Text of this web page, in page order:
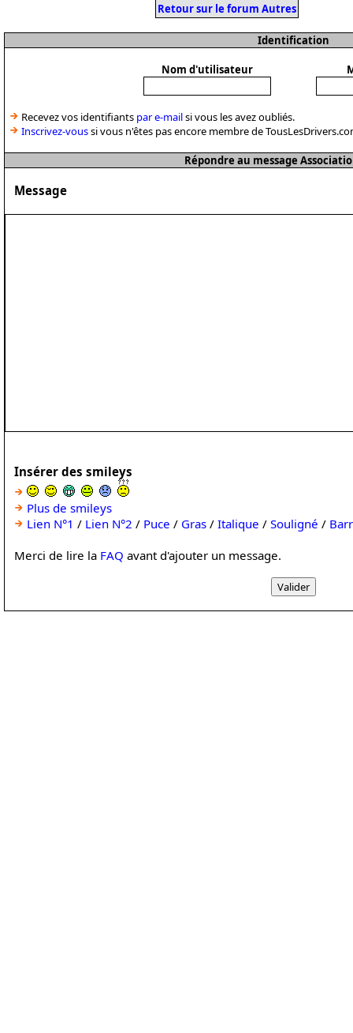
Retour sur le forum Autres
Identification
Nom d'utilisateur
Recevez vos identifiants par e-mailsi vous les avez oubliés.
Inscrivez-voussi vous n'êtes pas encore membre de
Répondre au message
Message
Insérer des smileys
Plus de smileys
Lien N°1 / Lien N°2 / Puce / Gras / Italique / Souligné /
Merci de lire la FAQ avant d'ajouter un message.